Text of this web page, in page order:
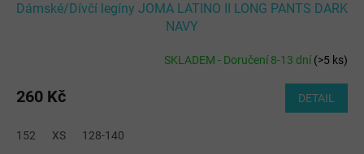
Dámské/Dívčí legíny JOMA LATINO II LONG PANTS DARK
NAVY
SKLADEM - Doručení 8-13 dní(>5 ks)
260 Kč DETAIL
152 XS 128-140